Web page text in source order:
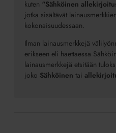
kuten “Sähköinen
jotka sisältävät
kokonaisuudessaan.
Ilman lainausmerkkejä
erikseen eli haettaessa
lainausmerkkejä etsitään
joko Sähköinen tai